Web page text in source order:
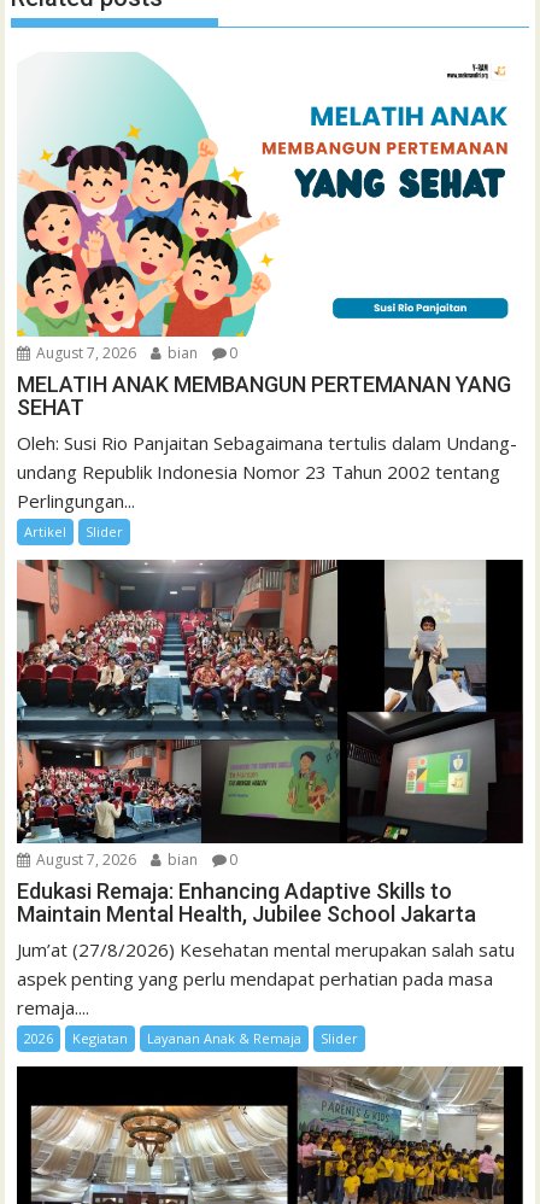
August 7, 2026 bian 0
MELATIH ANAK MEMBANGUN PERTEMANAN YANG
SEHAT
Oleh: Susi Rio Panjaitan Sebagaimana tertulis dalam Undang-
undang Republik Indonesia Nomor 23 Tahun 2002 tentang
Perlingungan...
Artikel Slider
August 7, 2026 bian 0
Edukasi Remaja: Enhancing Adaptive Skills to
Maintain Mental Health, Jubilee School Jakarta
Jum’at (27/8/2026) Kesehatan mental merupakan salah satu
aspek penting yang perlu mendapat perhatian pada masa
remaja....
2026 Kegiatan Layanan Anak & Remaja Slider